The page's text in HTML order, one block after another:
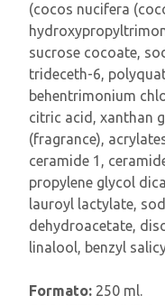
(cocos nucifera
sucrose cocoate,
trideceth-6,
behentrimonium
citric acid, xanthan
(fragrance),
ceramide 1,
propylene glycol
lauroyl lactylate,
dehydroacetate,
linalool, benzyl
Formato: 250 ml.